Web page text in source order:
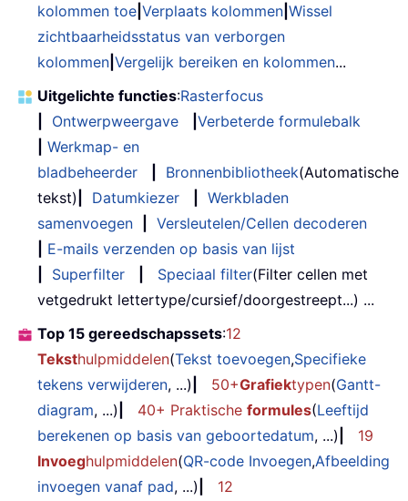
kolommen toe Verplaats kolommen Wissel
zichtbaarheidsstatus van verborgen
kolommen Vergelijk bereiken en kolommen...
Uitgelichte functies:Rasterfocus
Ontwerpweergave
Verbeterde formulebalk
Werkmap- en
bladbeheerder
Bronnenbibliotheek(Automatische
tekst)
Datumkiezer
Werkbladen
samenvoegen
Versleutelen/Cellen decoderen
E-mails verzenden op basis van lijst
Superfilter Speciaal filter(Filter cellen met
vetgedrukt lettertype/cursief/doorgestreept...) ...
Top 15 gereedschapssets:12
Teksthulpmiddelen(Tekst toevoegen,Specifieke
tekens verwijderen, ...) 50+Grafiektypen(Gantt-
diagram, ...) 40+ Praktische formules(Leeftijd
berekenen op basis van geboortedatum, ...)
19
Invoeghulpmiddelen(QR-code Invoegen,Afbeelding
invoegen vanaf pad, ...)
12